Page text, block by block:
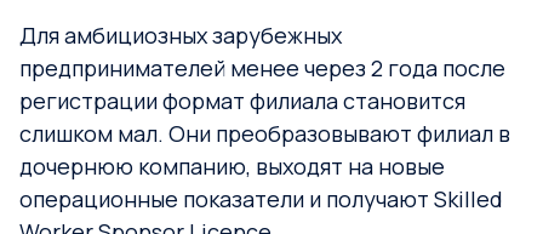
Для амбициозных зарубежных
предпринимателей менее через 2 года после
регистрации формат филиала становится
слишком мал. Они преобразовывают филиал в
дочернюю компанию, выходят на новые
операционные показатели и получают Skilled